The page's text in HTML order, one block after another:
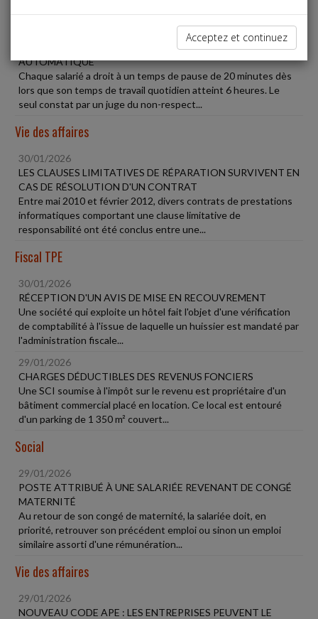
TEMPS DE PAUSE NON RESPECTÉ = RÉPARATION
AUTOMATIQUE
Chaque salarié a droit à un temps de pause de 20 minutes dès
lors que son temps de travail quotidien atteint 6 heures. Le
seul constat par un juge du non-respect...
Vie des affaires
30/01/2026
LES CLAUSES LIMITATIVES DE RÉPARATION SURVIVENT EN
CAS DE RÉSOLUTION D'UN CONTRAT
Entre mai 2010 et février 2012, divers contrats de prestations
informatiques comportant une clause limitative de
responsabilité ont été conclus entre une...
Fiscal TPE
30/01/2026
RÉCEPTION D'UN AVIS DE MISE EN RECOUVREMENT
Une société qui exploite un hôtel fait l'objet d'une vérification
de comptabilité à l'issue de laquelle un huissier est mandaté par
l'administration fiscale...
29/01/2026
CHARGES DÉDUCTIBLES DES REVENUS FONCIERS
Une SCI soumise à l'impôt sur le revenu est propriétaire d'un
bâtiment commercial placé en location. Ce local est entouré
d'un parking de 1 350 m² couvert...
Social
29/01/2026
POSTE ATTRIBUÉ À UNE SALARIÉE REVENANT DE CONGÉ
MATERNITÉ
Au retour de son congé de maternité, la salariée doit, en
priorité, retrouver son précédent emploi ou sinon un emploi
similaire assorti d'une rémunération...
Vie des affaires
29/01/2026
NOUVEAU CODE APE : LES ENTREPRISES PEUVENT LE
Acceptez et continuez